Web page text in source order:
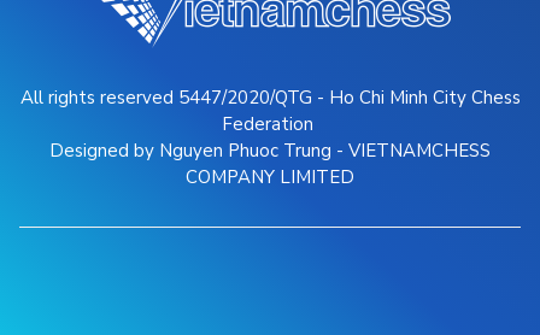
All rights reserved 5447/2020/QTG - Ho Chi Minh City Chess
Federation
Designed by Nguyen Phuoc Trung - VIETNAMCHESS
COMPANY LIMITED